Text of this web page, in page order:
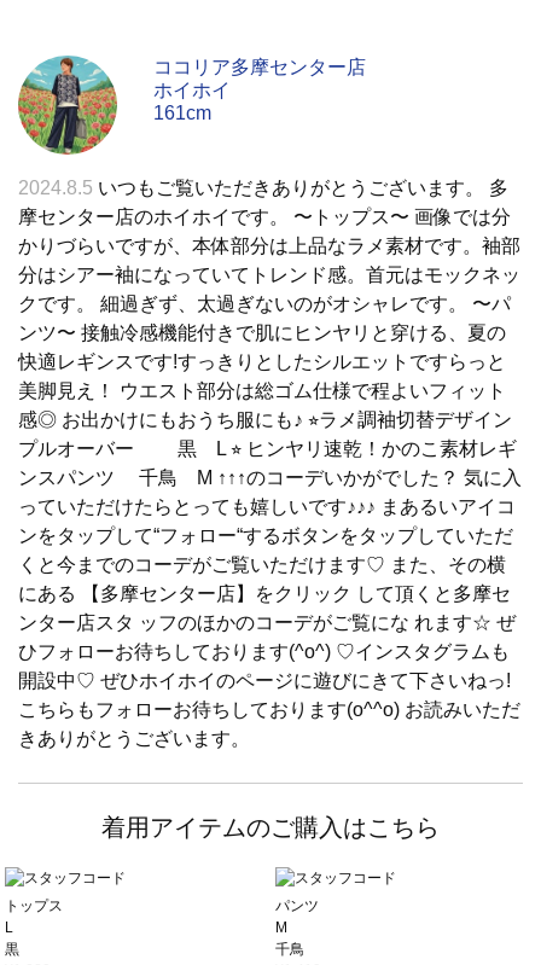
ココリア多摩センター店
ホイホイ
161cm
2024.8.5 いつもご覧いただきありがとうございます。 多
摩センター店のホイホイです。 〜トップス〜 画像では分
かりづらいですが、本体部分は上品なラメ素材です。袖部
分はシアー袖になっていてトレンド感。首元はモックネッ
クです。 細過ぎず、太過ぎないのがオシャレです。 〜パ
ンツ〜 接触冷感機能付きで肌にヒンヤリと穿ける、夏の
快適レギンスです!すっきりとしたシルエットですらっと
美脚見え！ ウエスト部分は総ゴム仕様で程よいフィット
感◎ お出かけにもおうち服にも♪ ⭐︎ラメ調袖切替デザイン
プルオーバー 黒 L ⭐︎ ヒンヤリ速乾！かのこ素材レギ
ンスパンツ 千鳥 M ↑↑↑のコーデいかがでした？ 気に入
っていただけたらとっても嬉しいです♪♪♪ まあるいアイコ
ンをタップして“フォロー“するボタンをタップしていただ
くと今までのコーデがご覧いただけます♡ また、その横
にある 【多摩センター店】をクリック して頂くと多摩セ
ンター店スタ ッフのほかのコーデがご覧にな れます☆ ぜ
ひフォローお待ちしております(^o^) ♡インスタグラムも
開設中♡ ぜひホイホイのページに遊びにきて下さいねっ!
こちらもフォローお待ちしております(o^^o) お読みいただ
きありがとうございます。
着用アイテムのご購入はこちら
トップス
L
黒
パンツ
M
千鳥